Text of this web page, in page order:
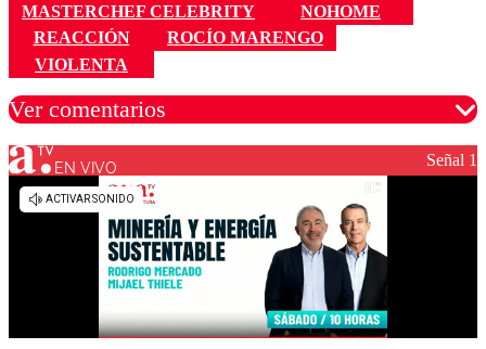
MASTERCHEF CELEBRITY
NOHOME
REACCIÓN
ROCÍO MARENGO
VIOLENTA
Ver comentarios
Los comentarios son moderados para garantizar un
diálogo respetuoso.
EN VIVO Señal 1